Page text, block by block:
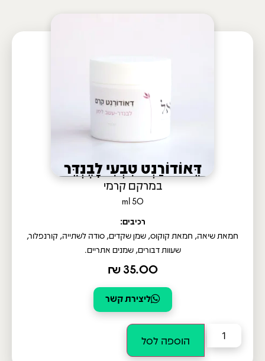
דֵּאוֹדוֹרַנְט טִבְעִי לָבֶנְדֵּר
במרקם קרמי
ml 50
רכיבים:
חמאת שיאה, חמאת קוקוס, שמן שקדים, סודה לשתייה, קורנפלור,
שעוות דבורים, שמנים אתריים.
₪35.00
ליצירת קשר
הוספה לסל